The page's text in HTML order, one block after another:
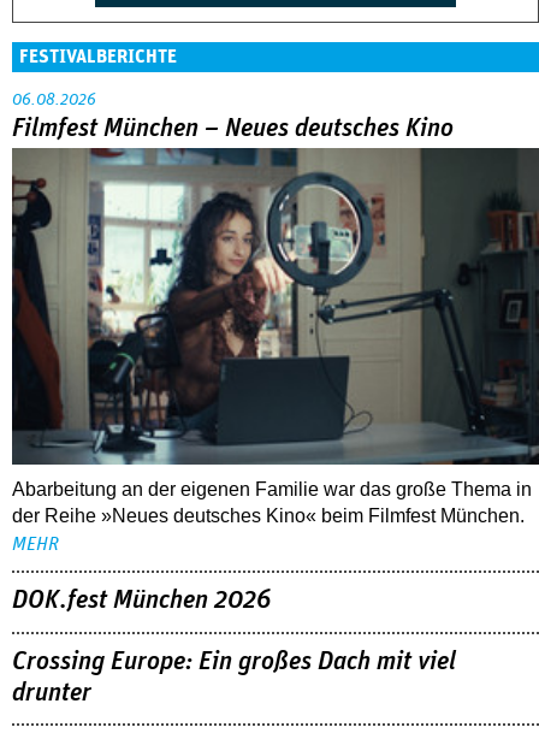
FESTIVALBERICHTE
06.08.2026
Filmfest München – Neues deutsches Kino
Abarbeitung an der eigenen Familie war das große Thema in
der Reihe »Neues deutsches Kino« beim Filmfest München.
MEHR
DOK.fest München 2026
Crossing Europe: Ein großes Dach mit viel
drunter